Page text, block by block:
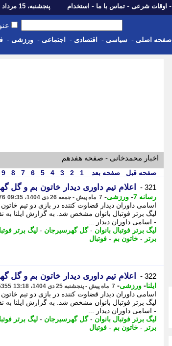
- اوقات شرعی - تماس با ما - استخدام پنجشنبه، 15 مرداد 1405 - Thu, 06th Aug 2026
صفحه اصلی - سیاسی - اقتصادی - اجتماعی - ورزشی -
اخبار محمدخانی - صفحه هفدهم
صفحه قبل صفحه بعد 1
2
3
4
5
6
7
8
9
321 - اعلام تیم داوری دیدار خاتون بم و گل
رسانه 7 - ورزشی- 7 ماه پیش - جمعه 26 دی 1404، 09:35
اسامی داوران دیدار قضاوت کننده در بازی دو تیم
لیگ برتر فوتبال بانوان مشخص شد. به گزارش ایلنا
- اسامی داوران دیدار ...
لیگ برتر فوتبال بانوان -گل گهرسیرجان - لیگ برتر
برتر - خاتون بم - فوتبال
322 - اعلام تیم داوری دیدار خاتون بم و گل
ایلنا- ورزشی- 7 ماه پیش - پنجشنبه 25 دی 1404، 13:18
اسامی داوران دیدار قضاوت کننده در بازی دو تیم
لیگ برتر فوتبال بانوان مشخص شد. به گزارش ایلنا
- اسامی داوران دیدار ...
لیگ برتر فوتبال بانوان -گل گهرسیرجان - لیگ برتر
برتر - خاتون بم - فوتبال